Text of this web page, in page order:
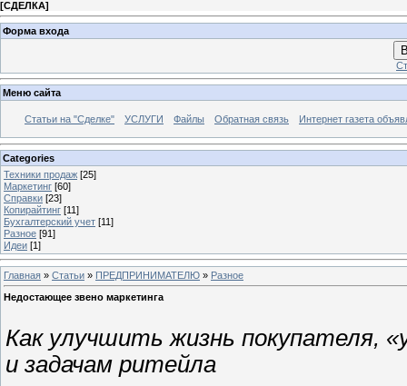
[СДЕЛКА]
Форма входа
Меню сайта
Статьи на "Сделке" УСЛУГИ Файлы Обратная связь Интернет газета
Categories
Техники продаж [25]
Маркетинг [60]
Справки [23]
Копирайтинг [11]
Бухгалтерский учет [11]
Разное [91]
Идеи [1]
Главная » Статьи » ПРЕДПРИНИМАТЕЛЮ » Разное
Недостающее звено маркетинга
Как улучшить жизнь покупателя,
и задачам ритейла